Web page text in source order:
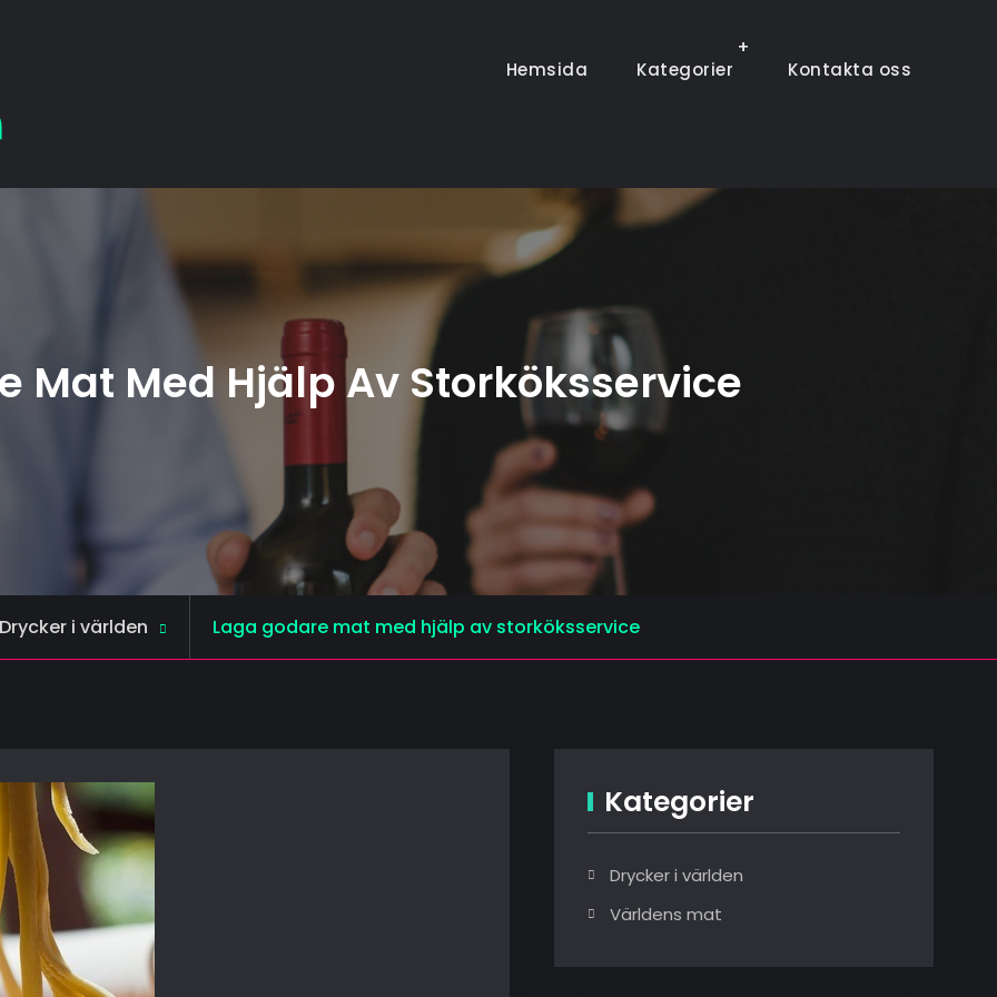
Hemsida Kategorier Kontakta oss
Mat Med Hjälp Av Storköksservice
Drycker i världen Laga godare mat med hjälp av storköksservice
Kategorier
Drycker i världen
Världens mat